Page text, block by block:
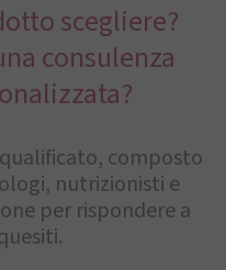
scegliere?
consulenza
composto
nutrizionisti e
per rispondere a